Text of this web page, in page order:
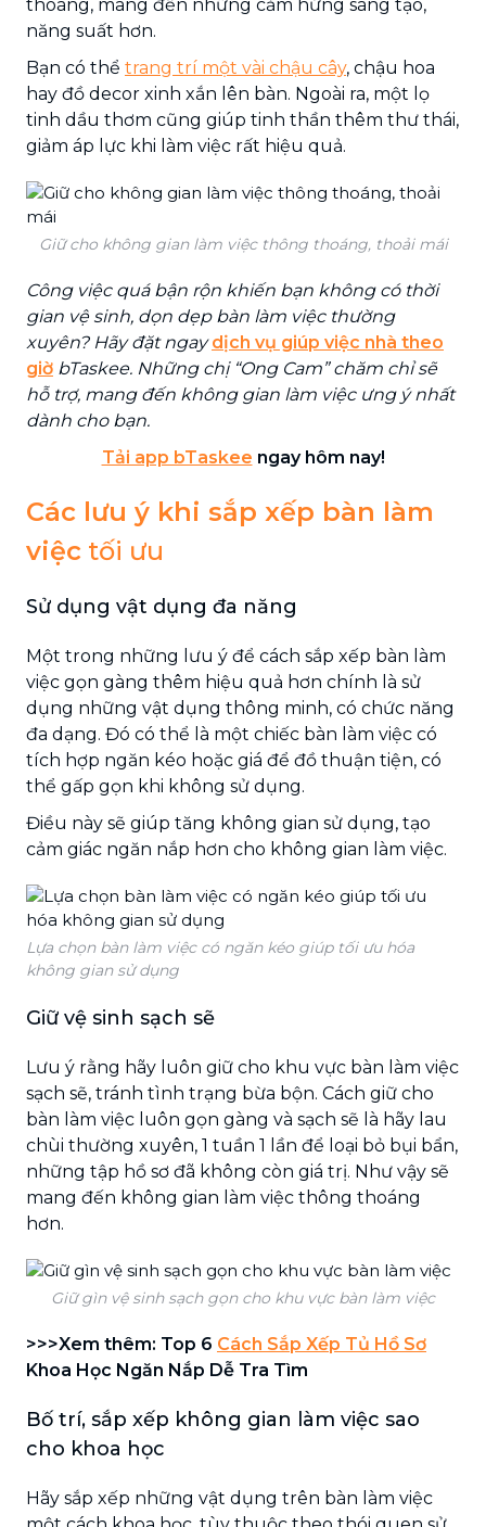
thoáng, mang đến những cảm hứng sáng tạo,
năng suất hơn.
Bạn có thể trang trí một vài chậu cây, chậu hoa
hay đồ decor xinh xắn lên bàn. Ngoài ra, một lọ
tinh dầu thơm cũng giúp tinh thần thêm thư thái,
giảm áp lực khi làm việc rất hiệu quả.
Giữ cho không gian làm việc thông thoáng, thoải mái
Công việc quá bận rộn khiến bạn không có thời
gian vệ sinh, dọn dẹp bàn làm việc thường
xuyên? Hãy đặt ngaydịch vụ giúp việc nhà theo
giờ bTaskee. Những chị “Ong Cam” chăm chỉ sẽ
hỗ trợ, mang đến không gian làm việc ưng ý nhất
dành cho bạn.
Tải app bTaskee ngay hôm nay!
Các lưu ý khi sắp xếp bàn làm
việc tối ưu
Sử dụng vật dụng đa năng
Một trong những lưu ý để cách sắp xếp bàn làm
việc gọn gàng thêm hiệu quả hơn chính là sử
dụng những vật dụng thông minh, có chức năng
đa dạng. Đó có thể là một chiếc bàn làm việc có
tích hợp ngăn kéo hoặc giá để đồ thuận tiện, có
thể gấp gọn khi không sử dụng.
Điều này sẽ giúp tăng không gian sử dụng, tạo
cảm giác ngăn nắp hơn cho không gian làm việc.
Lựa chọn bàn làm việc có ngăn kéo giúp tối ưu hóa
không gian sử dụng
Giữ vệ sinh sạch sẽ
Lưu ý rằng hãy luôn giữ cho khu vực bàn làm việc
sạch sẽ, tránh tình trạng bừa bộn. Cách giữ cho
bàn làm việc luôn gọn gàng và sạch sẽ là hãy lau
chùi thường xuyên, 1 tuần 1 lần để loại bỏ bụi bẩn,
những tập hồ sơ đã không còn giá trị. Như vậy sẽ
mang đến không gian làm việc thông thoáng
hơn.
Giữ gìn vệ sinh sạch gọn cho khu vực bàn làm việc
>>>Xem thêm: Top 6 Cách Sắp Xếp Tủ Hồ Sơ
Khoa Học Ngăn Nắp Dễ Tra Tìm
Bố trí, sắp xếp không gian làm việc sao
cho khoa học
Hãy sắp xếp những vật dụng trên bàn làm việc